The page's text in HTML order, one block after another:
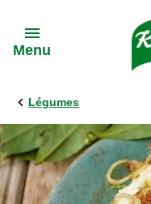
Menu
Légumes